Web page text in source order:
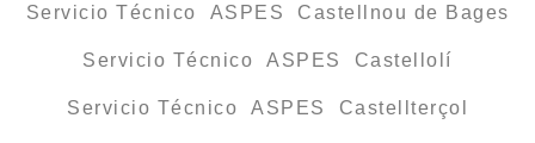
Servicio Técnico ASPES Castellnou de Bages
Servicio Técnico ASPES Castellolí
Servicio Técnico ASPES Castellterçol